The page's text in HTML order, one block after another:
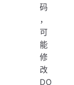
码
，
可
能
修
改
DO